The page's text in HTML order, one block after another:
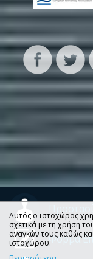
Φόρμα
Αυτός ο ιστοχώρος
σχετικά με τη χρήση
αναγκών τους καθώς
ιστοχώρου.